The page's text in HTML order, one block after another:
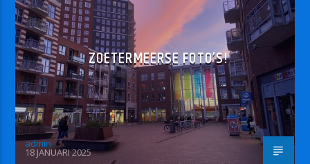
ZOETERMEERSE FOTO’S!
admin
18 JANUARI 2025